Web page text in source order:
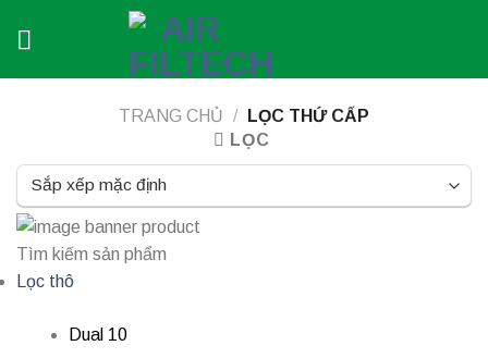
TRANG CHỦ /
LỌC THỨ CẤP
LỌC
Tìm kiếm sản phẩm
Lọc thô
Dual 10